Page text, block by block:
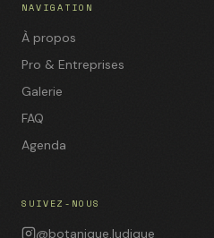
NAVIGATION
À propos
Pro & Entreprises
Galerie
FAQ
Agenda
SUIVEZ-NOUS
@botanique.ludique